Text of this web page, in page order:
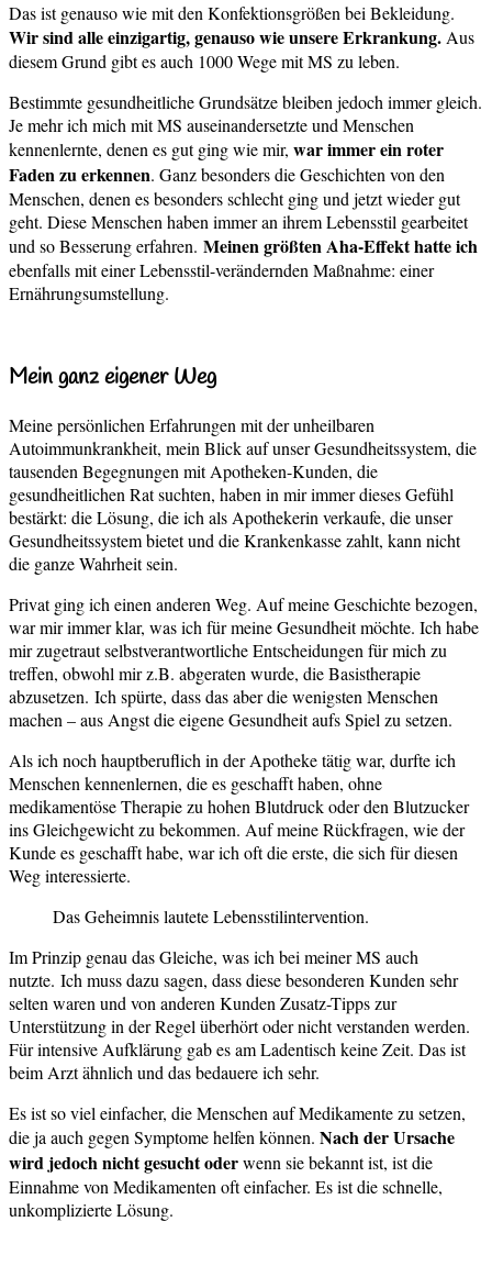
Das ist genauso wie mit den Konfektionsgrößen bei Bekleidung.
Wir sind alle einzigartig, genauso wie unsere Erkrankung.Aus
diesem Grund gibt es auch 1000 Wege mit MS zu leben.
Bestimmte gesundheitliche Grundsätze bleiben jedoch immer gleich.
Je mehr ich mich mit MS auseinandersetzte und Menschen
kennenlernte, denen es gut ging wie mir, war immer ein roter
Faden zu erkennen. Ganz besonders die Geschichten von den
Menschen, denen es besonders schlecht ging und jetzt wieder gut
geht. Diese Menschen haben immer an ihrem Lebensstil gearbeitet
und so Besserung erfahren. Meinen größten Aha-Effekt hatte ich
ebenfalls mit einer Lebensstil-verändernden Maßnahme: einer
Ernährungsumstellung.
Mein ganz eigener Weg
Meine persönlichen Erfahrungen mit der unheilbaren
Autoimmunkrankheit, mein Blick auf unser Gesundheitssystem, die
tausenden Begegnungen mit Apotheken-Kunden, die
gesundheitlichen Rat suchten, haben in mir immer dieses Gefühl
bestärkt: die Lösung, die ich als Apothekerin verkaufe, die unser
Gesundheitssystem bietet und die Krankenkasse zahlt, kann nicht
die ganze Wahrheit sein.
Privat ging ich einen anderen Weg. Auf meine Geschichte bezogen,
war mir immer klar, was ich für meine Gesundheit möchte. Ich habe
mir zugetraut selbstverantwortliche Entscheidungen für mich zu
treffen, obwohl mir z.B. abgeraten wurde, die Basistherapie
abzusetzen. Ich spürte, dass das aber die wenigsten Menschen
machen – aus Angst die eigene Gesundheit aufs Spiel zu setzen.
Als ich noch hauptberuflich in der Apotheke tätig war, durfte ich
Menschen kennenlernen, die es geschafft haben, ohne
medikamentöse Therapie zu hohen Blutdruck oder den Blutzucker
ins Gleichgewicht zu bekommen. Auf meine Rückfragen, wie der
Kunde es geschafft habe, war ich oft die erste, die sich für diesen
Weg interessierte.
Das Geheimnis lautete Lebensstilintervention.
Im Prinzip genau das Gleiche, was ich bei meiner MS auch
nutzte. Ich muss dazu sagen, dass diese besonderen Kunden sehr
selten waren und von anderen Kunden Zusatz-Tipps zur
Unterstützung in der Regel überhört oder nicht verstanden werden.
Für intensive Aufklärung gab es am Ladentisch keine Zeit. Das ist
beim Arzt ähnlich und das bedauere ich sehr.
Es ist so viel einfacher, die Menschen auf Medikamente zu setzen,
die ja auch gegen Symptome helfen können. Nach der Ursache
wird jedoch nicht gesucht oderwenn sie bekannt ist, ist die
Einnahme von Medikamenten oft einfacher. Es ist die schnelle,
unkomplizierte Lösung.